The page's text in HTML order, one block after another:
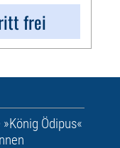
frei
Ödipus«